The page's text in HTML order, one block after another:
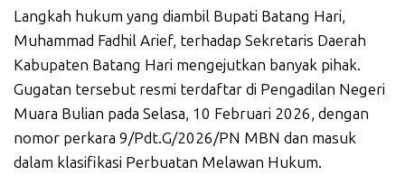
Langkah hukum yang diambil Bupati Batang Hari,
Muhammad Fadhil Arief, terhadap Sekretaris Daerah
Kabupaten Batang Hari mengejutkan banyak pihak.
Gugatan tersebut resmi terdaftar di Pengadilan Negeri
Muara Bulian pada Selasa, 10 Februari 2026, dengan
nomor perkara 9/Pdt.G/2026/PN MBN dan masuk
dalam klasifikasi Perbuatan Melawan Hukum.